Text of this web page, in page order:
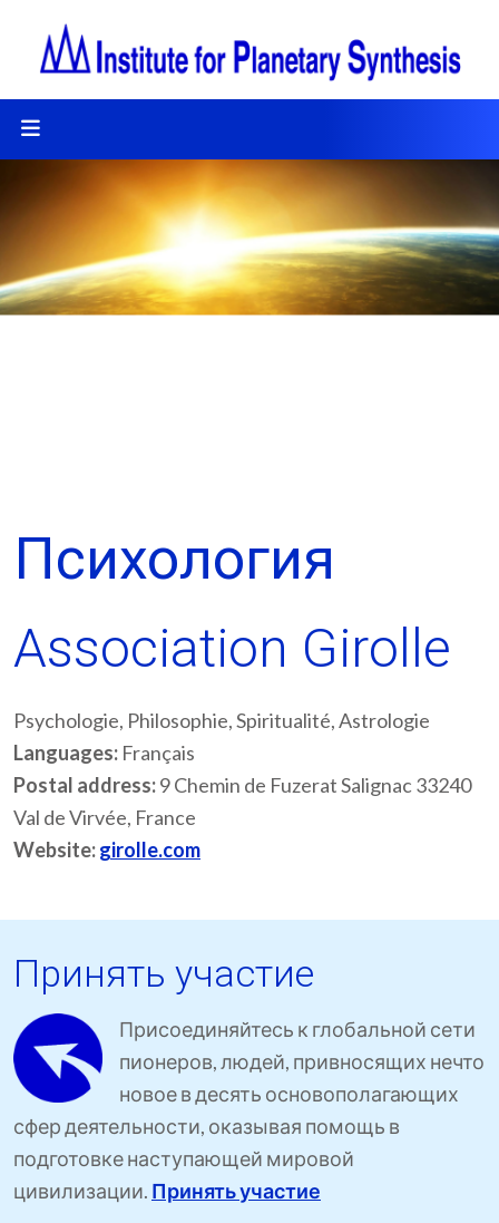
Психология
Association Girolle
Psychologie, Philosophie, Spiritualité, Astrologie
Languages: Français
Postal address:9 Chemin de Fuzerat Salignac 33240
Val de Virvée, France
Website:girolle.com
Принять участие
Присоединяйтесь к глобальной сети
пионеров, людей, привносящих нечто
новое в десять основополагающих
сфер деятельности, оказывая помощь в
подготовке наступающей мировой
цивилизации. Принять участие